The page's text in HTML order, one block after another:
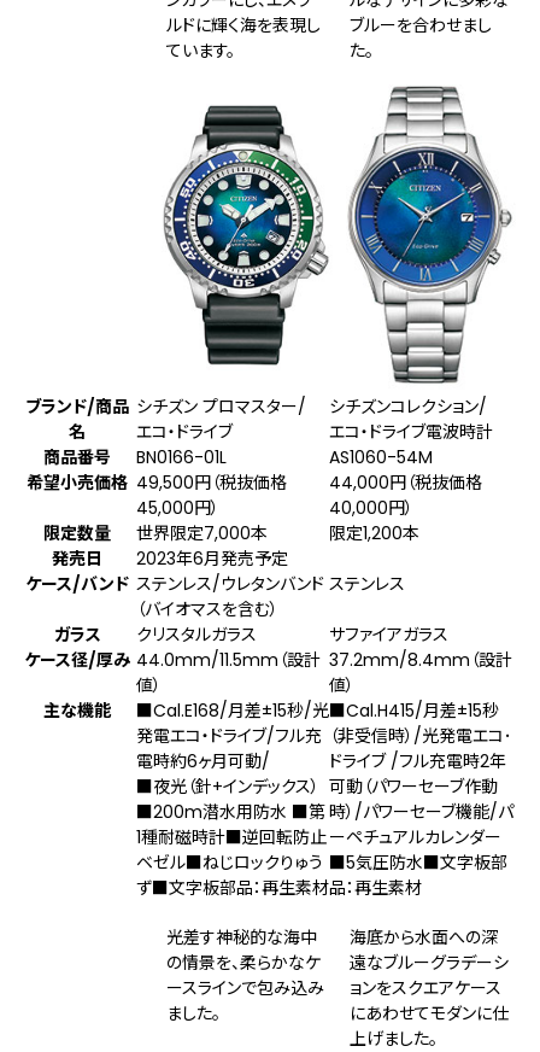
ルドに輝く海を表現し
ています。
ブルーを合わせまし
た。
ブランド/商品
名
シチズン プロマスター/
エコ・ドライブ
シチズンコレクション/
エコ・ドライブ電波時計
商品番号
BN0166-01L
AS1060-54M
希望小売価格 49,500円（税抜価格
45,000円）
44,000円（税抜価格
40,000円）
限定数量
世界限定7,000本
限定1,200本
発売日
2023年6月発売予定
ケース/バンド ステンレス/ウレタンバンド
（バイオマスを含む）
ステンレス
ガラス クリスタルガラス
サファイアガラス
ケース径/厚み 44.0mm/11.5mm（設計
値）
37.2mm/8.4mm（設計
値）
主な機能
■Cal.E168/月差±15秒/光
発電エコ・ドライブ/フル充
電時約6ヶ月可動/
■夜光（針+インデックス）
■200m潜水用防水 ■第
1種耐磁時計■逆回転防止
ベゼル■ねじロックりゅう
ず■文字板部品：再生素材
■Cal.H415/月差±15秒
（非受信時）/光発電エコ･
ドライブ /フル充電時2年
可動（パワーセーブ作動
時）/パワーセーブ機能/パ
ーペチュアルカレンダー
■5気圧防水■文字板部
品：再生素材
光差す神秘的な海中
の情景を、柔らかなケ
ースラインで包み込み
ました。
海底から水面への深
遠なブルーグラデーシ
ョンをスクエアケース
にあわせてモダンに仕
上げました。